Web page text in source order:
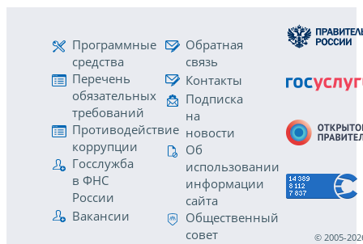
Программные
средства
Перечень
обязательных
требований
Противодействие
коррупции
Госслужба
в ФНС
России
Вакансии
Обратная
связь
Контакты
Подписка
на
новости
Об
использовании
информации
сайта
Общественный
совет
© 2005-